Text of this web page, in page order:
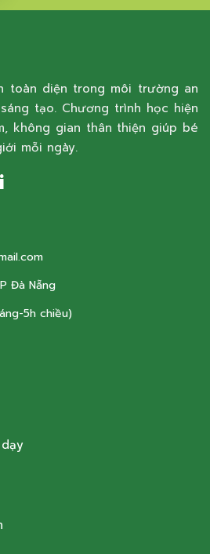
toàn diện trong môi trường an
tạo. Chương trình học hiện
không gian thân thiện giúp bé
mỗi ngày.
Đà Nẵng
5h chiều)